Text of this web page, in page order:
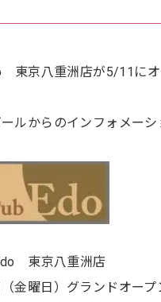
京八重洲店が5/11にオ
ルからのインフォメーシ
東京八重洲店
金曜日）グランドオープ